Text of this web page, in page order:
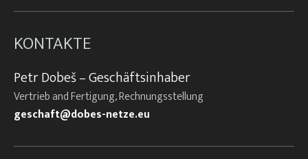
KONTAKTE
Petr Dobeš – Geschäftsinhaber
Vertrieb and Fertigung, Rechnungsstellung
geschaft@dobes-netze.eu